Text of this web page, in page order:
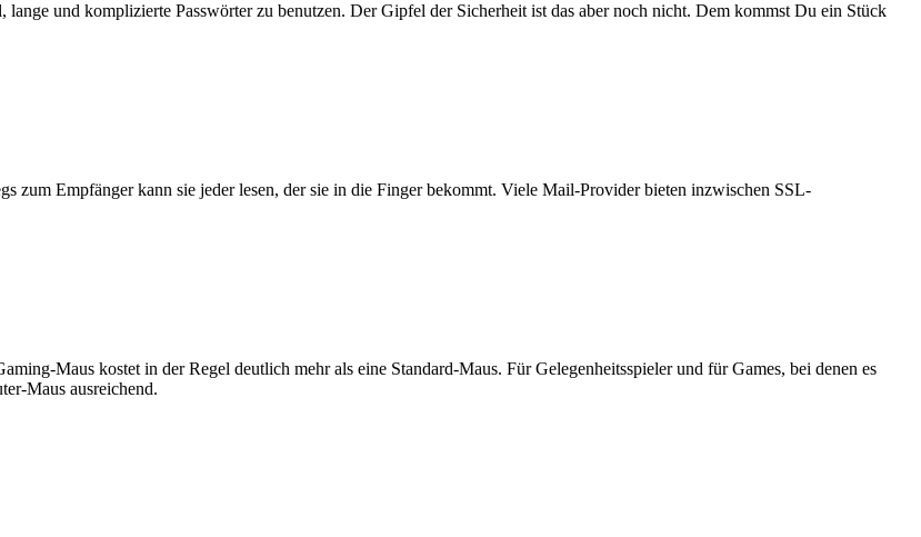
und komplizierte Passwörter zu benutzen. Der Gipfel der Sicherheit ist das aber noch nicht. Dem kommst Du ein Stück
zum Empfänger kann sie jeder lesen, der sie in die Finger bekommt. Viele Mail-Provider bieten inzwischen SSL-
Maus kostet in der Regel deutlich mehr als eine Standard-Maus. Für Gelegenheitsspieler und für Games, bei denen es
Maus ausreichend.